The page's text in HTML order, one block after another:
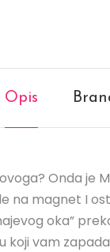
Opis
Onda je
magnet I
oka”
koji vam